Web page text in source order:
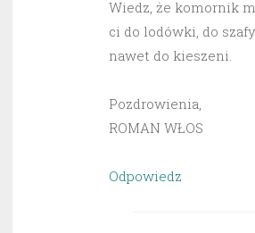
Wiedz, że komornik
ci do lodówki, do
nawet do kieszeni.
Pozdrowienia,
ROMAN WŁOS
Odpowiedz